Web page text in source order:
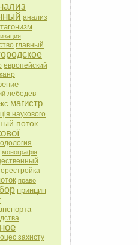
анализ
главный
европейский
лебедев
магистр
наукового
поток
монографія
право
принцип
захисту